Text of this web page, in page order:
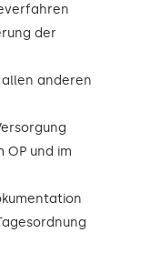
der
anderen
OP und im